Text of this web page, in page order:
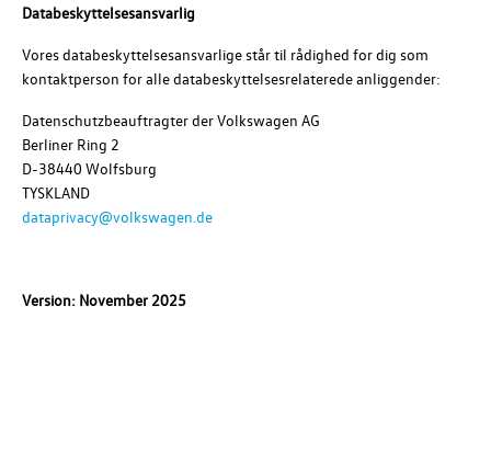
Databeskyttelsesansvarlig
Vores databeskyttelsesansvarlige står til rådighed for dig som
kontaktperson for alle databeskyttelsesrelaterede anliggender:
Datenschutzbeauftragter derVolkswagen AG
Berliner Ring 2
D-38440 Wolfsburg
TYSKLAND
dataprivacy@volkswagen.de
Version: November 2025